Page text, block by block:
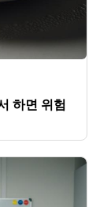
하면 위험